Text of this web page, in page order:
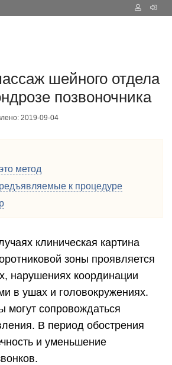
шейного отдела
позвоночника
2019-09-04
метод
к процедуре
клиническая картина
зоны проявляется
нарушениях координации
в ушах и головокружениях.
могут сопровождаться
В период обострения
и уменьшение